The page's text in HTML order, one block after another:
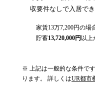
収要件なしで入居でき
家賃13万7,200円の場
貯蓄13,720,000円 以上
※ 上記は一般的な条件で
ります。 詳しくはUR都市